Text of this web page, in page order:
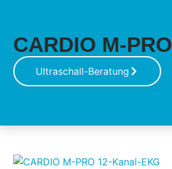
CARDIO M-
Ultraschall-Beratung